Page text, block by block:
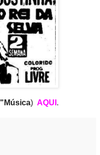
"Música) AQUI .